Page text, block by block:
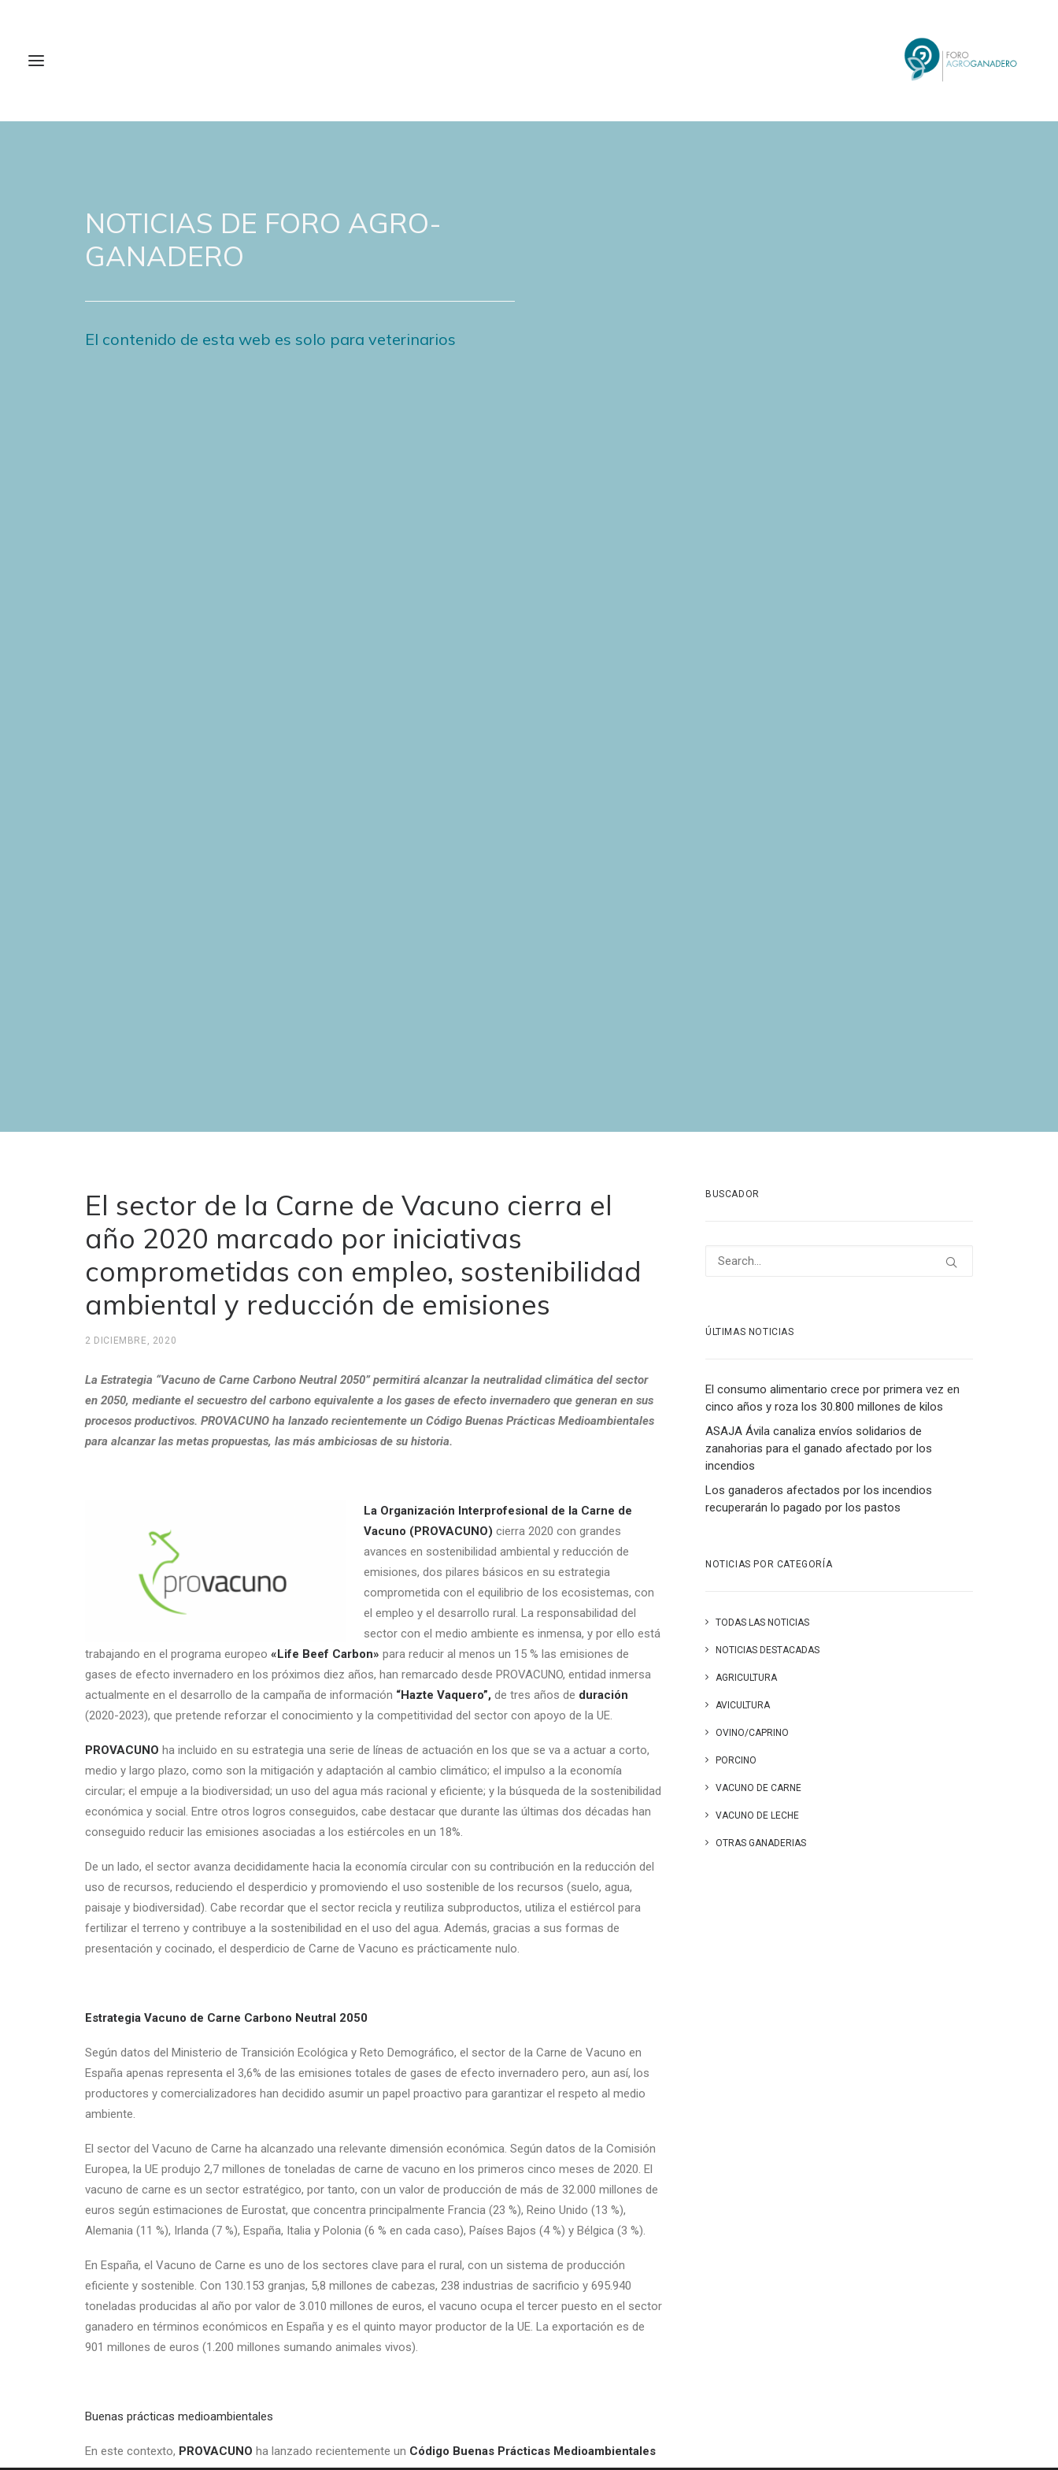
NOTICIAS DE FORO AGRO-
GANADERO
El contenido de esta web es solo para veterinarios
El sector de la Carne de Vacuno cierra el
año 2020 marcado por iniciativas
comprometidas con empleo, sostenibilidad
ambiental y reducción de emisiones
2 DICIEMBRE, 2020
La Estrategia “Vacuno de Carne Carbono Neutral 2050” permitirá alcanzar la neutralidad climática del sector
en 2050, mediante el secuestro del carbono equivalente a los gases de efecto invernadero que generan en sus
procesos productivos. PROVACUNO ha lanzado recientemente un Código Buenas Prácticas Medioambientales
para alcanzar las metas propuestas, las más ambiciosas de su historia.
La Organización Interprofesional de la Carne de
Vacuno (PROVACUNO) cierra 2020 con grandes
avances en sostenibilidad ambiental y reducción de
emisiones, dos pilares básicos en su estrategia
comprometida con el equilibrio de los ecosistemas, con
el empleo y el desarrollo rural. La responsabilidad del
sector con el medio ambiente es inmensa, y por ello está
trabajando en el programa europeo «Life Beef Carbon» para reducir al menos un 15 % las emisiones de
gases de efecto invernadero en los próximos diez años, han remarcado desde PROVACUNO, entidad inmersa
actualmente en el desarrollo de la campaña de información “Hazte Vaquero”, de tres años de duración
(2020-2023), que pretende reforzar el conocimiento y la competitividad del sector con apoyo de la UE.
PROVACUNO ha incluido en su estrategia una serie de líneas de actuación en los que se va a actuar a corto,
medio y largo plazo, como son la mitigación y adaptación al cambio climático; el impulso a la economía
circular; el empuje a la biodiversidad; un uso del agua más racional y eficiente; y la búsqueda de la sostenibilidad
económica y social. Entre otros logros conseguidos, cabe destacar que durante las últimas dos décadas han
conseguido reducir las emisiones asociadas a los estiércoles en un 18%.
De un lado, el sector avanza decididamente hacia la economía circular con su contribución en la reducción del
uso de recursos, reduciendo el desperdicio y promoviendo el uso sostenible de los recursos (suelo, agua,
paisaje y biodiversidad). Cabe recordar que el sector recicla y reutiliza subproductos, utiliza el estiércol para
fertilizar el terreno y contribuye a la sostenibilidad en el uso del agua. Además, gracias a sus formas de
presentación y cocinado, el desperdicio de Carne de Vacuno es prácticamente nulo.
Estrategia Vacuno de Carne Carbono Neutral 2050
Según datos del Ministerio de Transición Ecológica y Reto Demográfico, el sector de la Carne de Vacuno en
España apenas representa el 3,6% de las emisiones totales de gases de efecto invernadero pero, aun así, los
productores y comercializadores han decidido asumir un papel proactivo para garantizar el respeto al medio
ambiente.
El sector del Vacuno de Carne ha alcanzado una relevante dimensión económica. Según datos de la Comisión
Europea, la UE produjo 2,7 millones de toneladas de carne de vacuno en los primeros cinco meses de 2020. El
vacuno de carne es un sector estratégico, por tanto, con un valor de producción de más de 32.000 millones de
euros según estimaciones de Eurostat, que concentra principalmente Francia (23 %), Reino Unido (13 %),
Alemania (11 %), Irlanda (7 %), España, Italia y Polonia (6 % en cada caso), Países Bajos (4 %) y Bélgica (3 %).
En España, el Vacuno de Carne es uno de los sectores clave para el rural, con un sistema de producción
eficiente y sostenible. Con 130.153 granjas, 5,8 millones de cabezas, 238 industrias de sacrificio y 695.940
toneladas producidas al año por valor de 3.010 millones de euros, el vacuno ocupa el tercer puesto en el sector
ganadero en términos económicos en España y es el quinto mayor productor de la UE. La exportación es de
901 millones de euros (1.200 millones sumando animales vivos).
Buenas prácticas medioambientales
En este contexto, PROVACUNO ha lanzado recientemente un Código Buenas Prácticas Medioambientales
BUSCADOR
ÚLTIMAS NOTICIAS
El consumo alimentario crece por primera vez en
cinco años y roza los 30.800 millones de kilos
ASAJA Ávila canaliza envíos solidarios de
zanahorias para el ganado afectado por los
incendios
Los ganaderos afectados por los incendios
recuperarán lo pagado por los pastos
NOTICIAS POR CATEGORÍA
TODAS LAS NOTICIAS
NOTICIAS DESTACADAS
AGRICULTURA
AVICULTURA
OVINO/CAPRINO
PORCINO
VACUNO DE CARNE
VACUNO DE LECHE
OTRAS GANADERIAS